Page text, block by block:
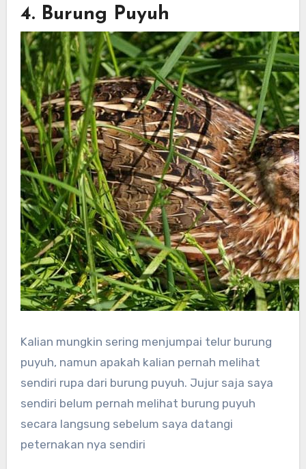
4. Burung Puyuh
Kalian mungkin sering menjumpai telur burung
puyuh, namun apakah kalian pernah melihat
sendiri rupa dari burung puyuh. Jujur saja saya
sendiri belum pernah melihat burung puyuh
secara langsung sebelum saya datangi
peternakan nya sendiri